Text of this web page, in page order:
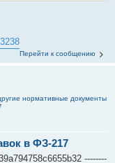
Перейти к сообщению
нормативные документы
в ФЗ-217
--------